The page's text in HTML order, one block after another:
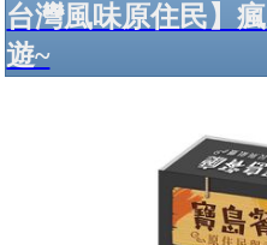
台灣風味原住民】
遊~